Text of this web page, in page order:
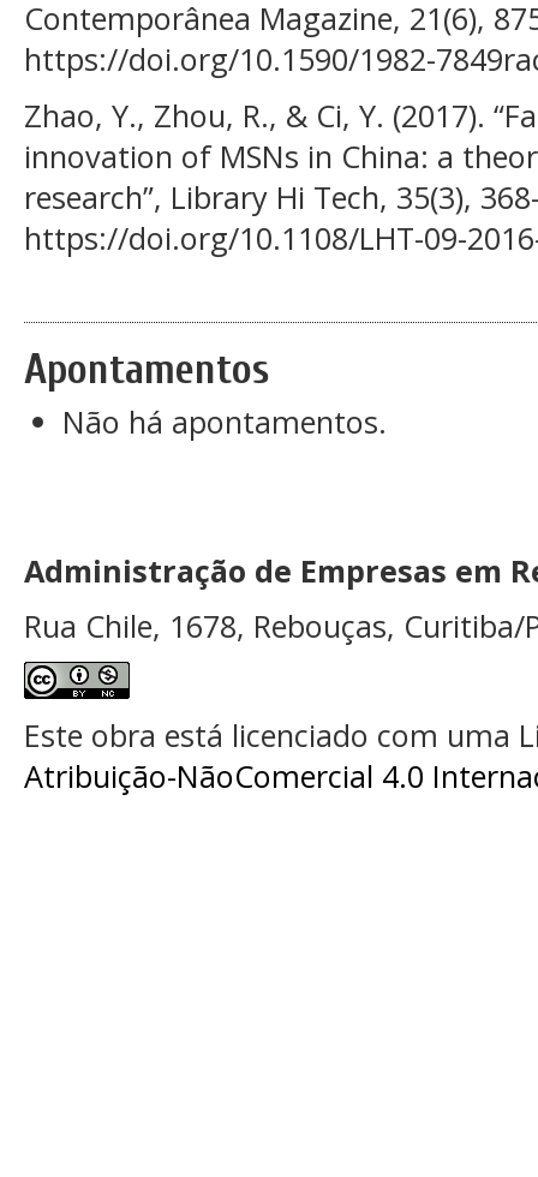
Contemporânea Magazine, 21(6),
https://doi.org/10.1590/1982-
Zhao, Y., Zhou, R., & Ci, Y. (2017).
innovation of MSNs in China: a
research”, Library Hi Tech, 35(3),
https://doi.org/10.1108/LHT-09-
Apontamentos
Não há apontamentos.
Administração de Empresas em
Rua Chile, 1678, Rebouças, Curitiba/
Este obra está licenciado com uma
Atribuição-NãoComercial 4.0